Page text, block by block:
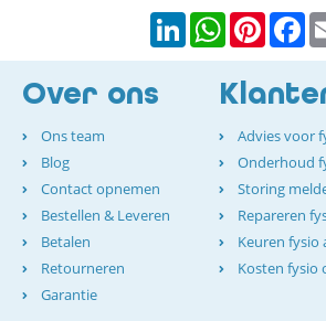
LinkedInWhatsAppPinterest
Over ons
Ons team
Blog
Contact opnemen
Bestellen & Leveren
Betalen
Retourneren
Garantie
Advies voor
Onderhoud
Storing
Repareren
Keuren
Kosten fysio